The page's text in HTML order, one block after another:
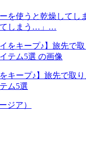
ーを使うと乾燥して
てしまう…」…
キープ♪】旅先で取
ム5選
ジア）